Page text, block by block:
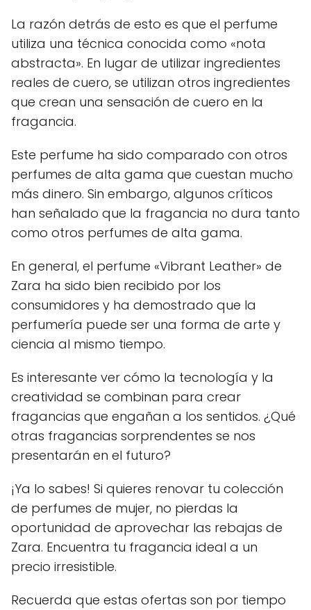
La razón detrás de esto es que el perfume
utiliza una técnica conocida como «nota
abstracta». En lugar de utilizar ingredientes
reales de cuero, se utilizan otros ingredientes
que crean una sensación de cuero en la
fragancia.
Este perfume ha sido comparado con otros
perfumes de alta gama que cuestan mucho
más dinero. Sin embargo, algunos críticos
han señalado que la fragancia no dura tanto
como otros perfumes de alta gama.
En general, el perfume «Vibrant Leather» de
Zara ha sido bien recibido por los
consumidores y ha demostrado que la
perfumería puede ser una forma de arte y
ciencia al mismo tiempo.
Es interesante ver cómo la tecnología y la
creatividad se combinan para crear
fragancias que engañan a los sentidos. ¿Qué
otras fragancias sorprendentes se nos
presentarán en el futuro?
¡Ya lo sabes! Si quieres renovar tu colección
de perfumes de mujer, no pierdas la
oportunidad de aprovechar las rebajas de
Zara. Encuentra tu fragancia ideal a un
precio irresistible.
Recuerda que estas ofertas son por tiempo